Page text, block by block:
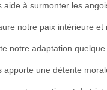
aide à surmonter les
notre paix intérieure et
notre adaptation
apporte une détente